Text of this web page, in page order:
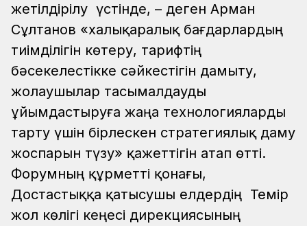
жетілдірілу үстінде, – деген Арман
Сұлтанов «халықаралық бағдарлардың
тиімділігін көтеру, тарифтің
бәсекелестікке сәйкестігін дамыту,
жолаушылар тасымалдауды
ұйымдастыруға жаңа технологияларды
тарту үшін бірлескен стратегиялық даму
жоспарын түзу» қажеттігін атап өтті.
Форумның құрметті қонағы,
Достастыққа қатысушы елдердің Темір
жол көлігі кеңесі дирекциясының